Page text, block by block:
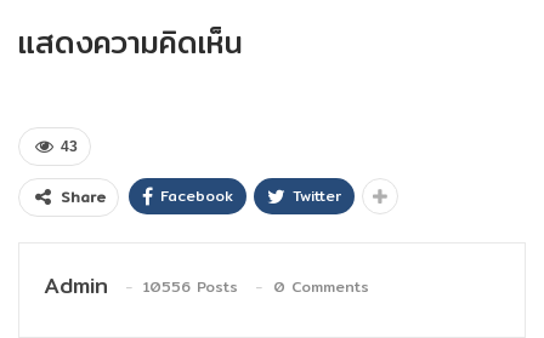
แสดงความคิดเห็น
43
Share Facebook Twitter
Admin 10556 Posts 0 Comments